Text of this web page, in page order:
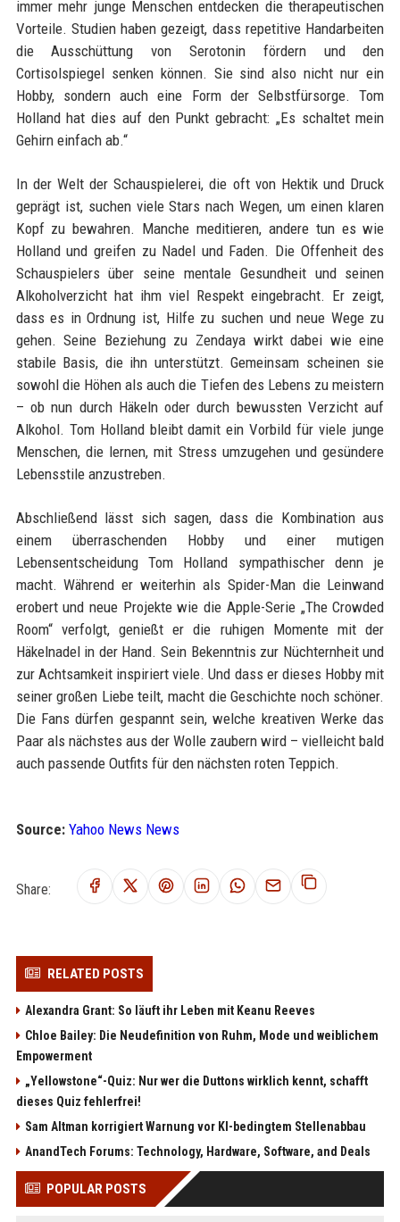
immer mehr junge Menschen entdecken die therapeutischen
Vorteile. Studien haben gezeigt, dass repetitive Handarbeiten
die Ausschüttung von Serotonin fördern und den
Cortisolspiegel senken können. Sie sind also nicht nur ein
Hobby, sondern auch eine Form der Selbstfürsorge. Tom
Holland hat dies auf den Punkt gebracht: „Es schaltet mein
Gehirn einfach ab.“
In der Welt der Schauspielerei, die oft von Hektik und Druck
geprägt ist, suchen viele Stars nach Wegen, um einen klaren
Kopf zu bewahren. Manche meditieren, andere tun es wie
Holland und greifen zu Nadel und Faden. Die Offenheit des
Schauspielers über seine mentale Gesundheit und seinen
Alkoholverzicht hat ihm viel Respekt eingebracht. Er zeigt,
dass es in Ordnung ist, Hilfe zu suchen und neue Wege zu
gehen. Seine Beziehung zu Zendaya wirkt dabei wie eine
stabile Basis, die ihn unterstützt. Gemeinsam scheinen sie
sowohl die Höhen als auch die Tiefen des Lebens zu meistern
– ob nun durch Häkeln oder durch bewussten Verzicht auf
Alkohol. Tom Holland bleibt damit ein Vorbild für viele junge
Menschen, die lernen, mit Stress umzugehen und gesündere
Lebensstile anzustreben.
Abschließend lässt sich sagen, dass die Kombination aus
einem überraschenden Hobby und einer mutigen
Lebensentscheidung Tom Holland sympathischer denn je
macht. Während er weiterhin als Spider-Man die Leinwand
erobert und neue Projekte wie die Apple-Serie „The Crowded
Room“ verfolgt, genießt er die ruhigen Momente mit der
Häkelnadel in der Hand. Sein Bekenntnis zur Nüchternheit und
zur Achtsamkeit inspiriert viele. Und dass er dieses Hobby mit
seiner großen Liebe teilt, macht die Geschichte noch schöner.
Die Fans dürfen gespannt sein, welche kreativen Werke das
Paar als nächstes aus der Wolle zaubern wird – vielleicht bald
auch passende Outfits für den nächsten roten Teppich.
Source: Yahoo News News
Share:
RELATED POSTS
Alexandra Grant: So läuft ihr Leben mit Keanu Reeves
Chloe Bailey: Die Neudefinition von Ruhm, Mode und weiblichem
Empowerment
„Yellowstone“-Quiz: Nur wer die Duttons wirklich kennt, schafft
dieses Quiz fehlerfrei!
Sam Altman korrigiert Warnung vor KI-bedingtem Stellenabbau
AnandTech Forums: Technology, Hardware, Software, and Deals
POPULAR POSTS